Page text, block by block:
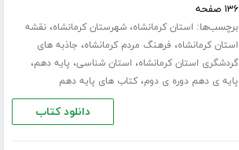
۱۳۶ صفحه
برچسب‌ها: استان کرمانشاه،شهرستان کرمانشاه،نقشه
استان کرمانشاه، فرهنگ مردم کرمانشاه، جاذبه های
گردشگری استان کرمانشاه، استان شناسی، پایه دهم،
پایه ی دهم دوره ی دوم،کتاب های پایه دهم
دانلود کتاب